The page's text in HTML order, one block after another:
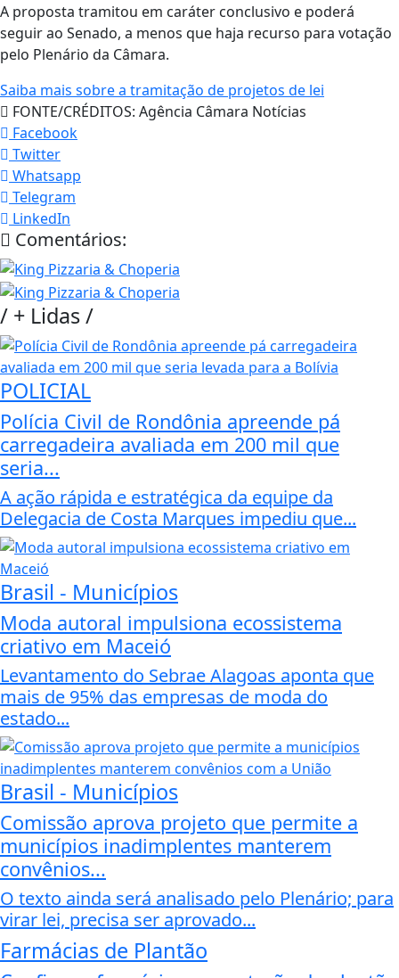
A proposta tramitou em caráter conclusivo e poderá
seguir ao Senado, a menos que haja recurso para votação
pelo Plenário da Câmara.
Saiba mais sobre a tramitação de projetos de lei
FONTE/CRÉDITOS: Agência Câmara Notícias
Facebook
Twitter
Whatsapp
Telegram
LinkedIn
Comentários:
/ + Lidas/
POLICIAL
Polícia Civil de Rondônia apreende pá
carregadeira avaliada em 200 mil que
seria...
A ação rápida e estratégica da equipe da
Delegacia de Costa Marques impediu que...
Brasil - Municípios
Moda autoral impulsiona ecossistema
criativo em Maceió
Levantamento do Sebrae Alagoas aponta que
mais de 95% das empresas de moda do
estado...
Brasil - Municípios
Comissão aprova projeto que permite a
municípios inadimplentes manterem
convênios...
O texto ainda será analisado pelo Plenário; para
virar lei, precisa ser aprovado...
Farmácias de Plantão